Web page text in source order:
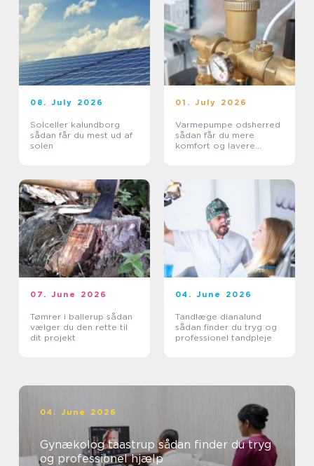
08. July 2026
Solceller kalundborg
sådan får du mest ud af
solen
01. July 2026
Varmepumpe odsherred
sådan får du mere
komfort og lavere
07. June 2026
Tømrer i ballerup sådan
vælger du den rette til
dit projekt
04. June 2026
Tandlæge dianalund
sådan finder du tryg og
professionel tandpleje
04. June 2026
Gynækolog taastrup sådan finder du tryg
og professionel hjælp